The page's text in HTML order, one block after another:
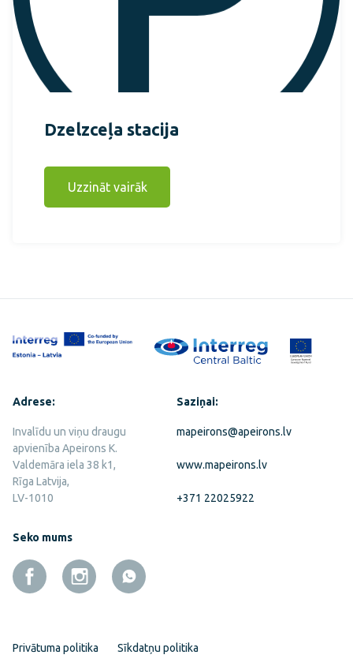
Dzelzceļa stacija
Uzzināt vairāk
Adrese:
Invalīdu un viņu draugu
apvienība Apeirons K.
Valdemāra iela 38 k1,
Rīga Latvija,
LV-1010
Saziņai:
mapeirons@apeirons.lv
www.mapeirons.lv
+371 22025922
Seko mums
Privātuma politika Sīkdatņu politika